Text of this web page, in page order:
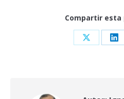
Compartir esta
Share